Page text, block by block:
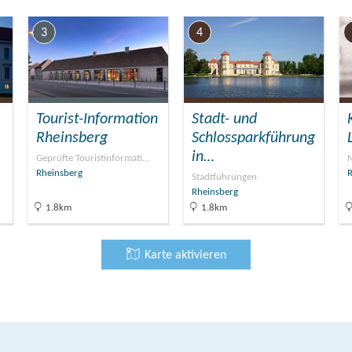
Tove Jansson; Die Mumins (5).
Seite 131
am Samstag, den 18. Juli 2026 um 14:00 ist der
3
Tourist-Information
Rheinsberg
Geprüfte Touristinformati…
Rheinsberg
1.8km
4
Stadt- und
Schlossparkführung
in…
Stadtführungen
Rheinsberg
1.8km
Karte aktivieren